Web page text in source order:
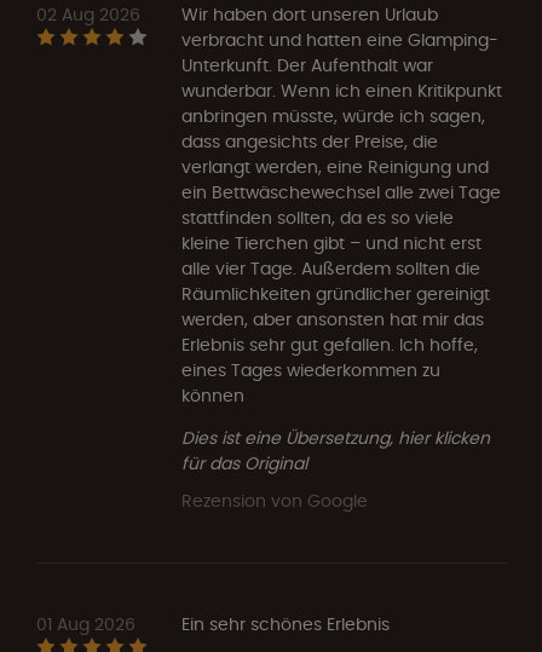
02 Aug 2026
Wir haben dort unseren Urlaub
verbracht und hatten eine Glamping-
Unterkunft. Der Aufenthalt war
wunderbar. Wenn ich einen Kritikpunkt
anbringen müsste, würde ich sagen,
dass angesichts der Preise, die
verlangt werden, eine Reinigung und
ein Bettwäschewechsel alle zwei Tage
stattfinden sollten, da es so viele
kleine Tierchen gibt – und nicht erst
alle vier Tage. Außerdem sollten die
Räumlichkeiten gründlicher gereinigt
werden, aber ansonsten hat mir das
Erlebnis sehr gut gefallen. Ich hoffe,
eines Tages wiederkommen zu
können
Dies ist eine Übersetzung, hier klicken
für das Original
Rezension von Google
01 Aug 2026
Ein sehr schönes Erlebnis